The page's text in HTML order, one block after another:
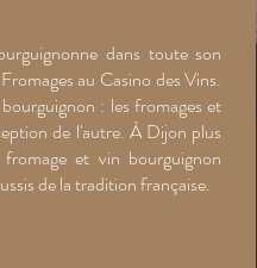
dans toute son
au Casino des Vins.
: les fromages et
de l'autre. À Dijon plus
et vin bourguignon
de la tradition française.